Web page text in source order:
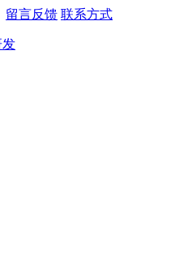
留言反馈 联系方式